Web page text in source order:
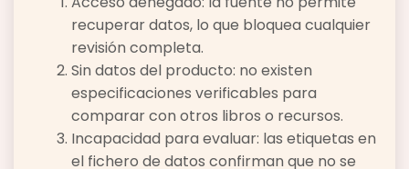
recuperar datos, lo que bloquea cualquier
revisión completa.
Sin datos del producto: no existen
especificaciones verificables para
comparar con otros libros o recursos.
Incapacidad para evaluar: las etiquetas en
el fichero de datos confirman que no se